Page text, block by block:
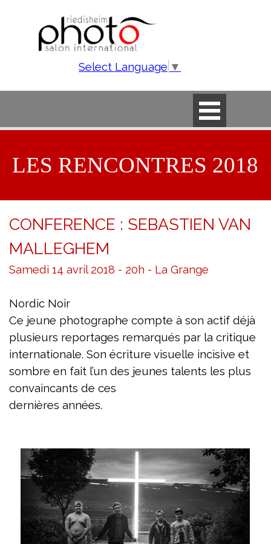
Sauter le menu
Select Language ▼
LES RENCONTRES 2018
CONFERENCE : SEBASTIEN VAN
MALLEGHEM
Samedi 14 avril 2018 - 20h - La Grange
Nordic Noir
Ce jeune photographe compte à son actif déjà
plusieurs reportages remarqués par la critique
internationale. Son écriture visuelle incisive et
sombre en fait l’un des jeunes talents les plus
convaincants de ces
dernières années.